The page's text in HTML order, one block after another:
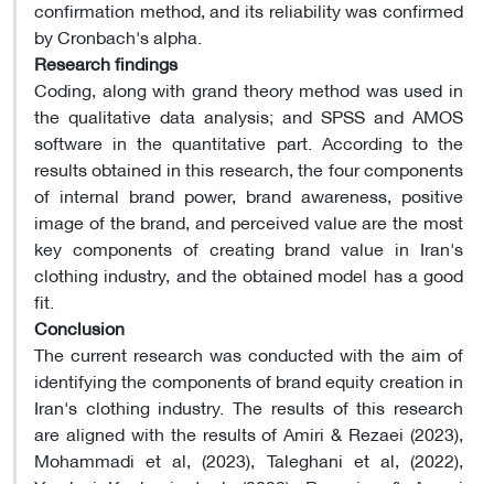
confirmation method, and its reliability was confirmed
by Cronbach's alpha.
Research findings
Coding, along with grand theory method was used in
the qualitative data analysis; and SPSS and AMOS
software in the quantitative part. According to the
results obtained in this research, the four components
of internal brand power, brand awareness, positive
image of the brand, and perceived value are the most
key components of creating brand value in Iran's
clothing industry, and the obtained model has a good
fit.
Conclusion
The current research was conducted with the aim of
identifying the components of brand equity creation in
Iran's clothing industry. The results of this research
are aligned with the results of Amiri & Rezaei (2023),
Mohammadi et al, (2023), Taleghani et al, (2022),